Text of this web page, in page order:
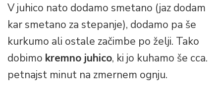
V juhico nato dodamo smetano (jaz dodam
kar smetano za stepanje), dodamo pa še
kurkumo ali ostale začimbe po želji. Tako
dobimo kremno juhico, ki jo kuhamo še cca.
petnajst minut na zmernem ognju.